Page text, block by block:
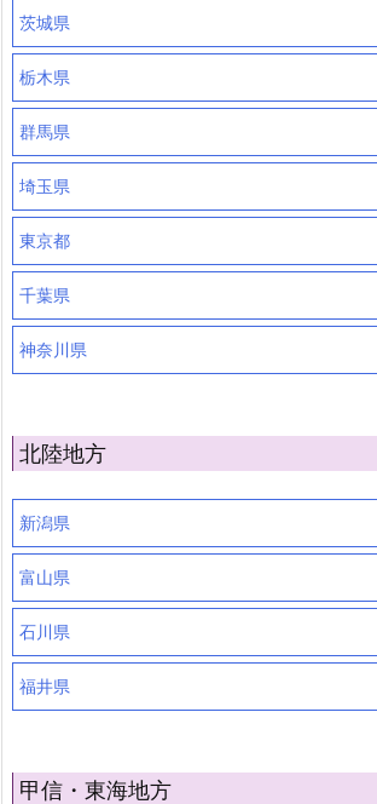
茨城県
栃木県
群馬県
埼玉県
東京都
千葉県
神奈川県
北陸地方
新潟県
富山県
石川県
福井県
甲信・東海地方